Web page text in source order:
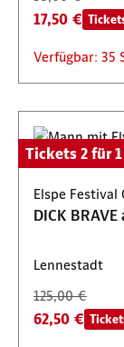
17,50 €
Verfügbar: 35
Tickets 2 für 1
Elspe Festival
DICK
Lennestadt
125,00 €
62,50 €